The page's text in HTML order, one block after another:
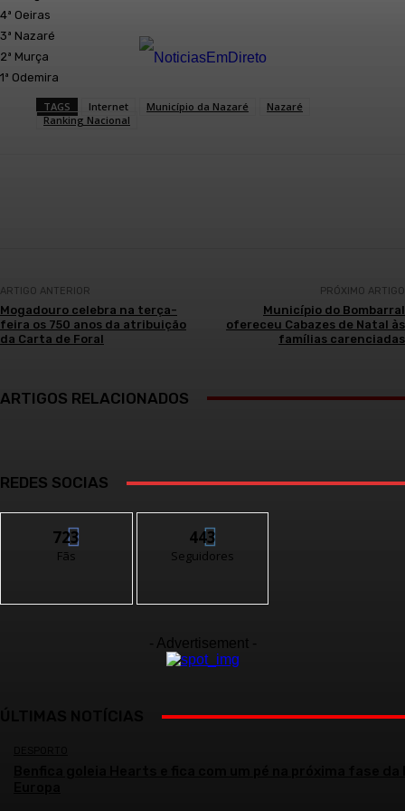
4ª Oeiras
3ª Nazaré
2ª Murça
1ª Odemira
TAGS Internet Município da Nazaré
Nazaré
Ranking Nacional
ARTIGO ANTERIOR
Mogadouro celebra na terça-
feira os 750 anos da atribuição
da Carta de Foral
PRÓXIMO ARTIGO
Município do Bombarral
ofereceu Cabazes de Natal às
famílias carenciadas
ARTIGOS RELACIONADOS
REDES SOCIAS
723
Fãs
443
Seguidores
- Advertisement -